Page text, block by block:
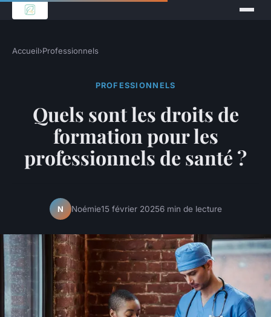
Accueil›Professionnels
PROFESSIONNELS
Quels sont les droits de
formation pour les
professionnels de santé ?
N Noémie15 février 20256 min de lecture